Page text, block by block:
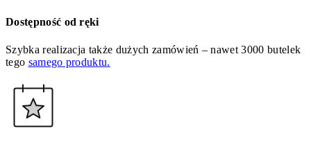
Dostępność od ręki
Szybka realizacja także dużych zamówień – nawet 3000 butelek
tego samego produktu.